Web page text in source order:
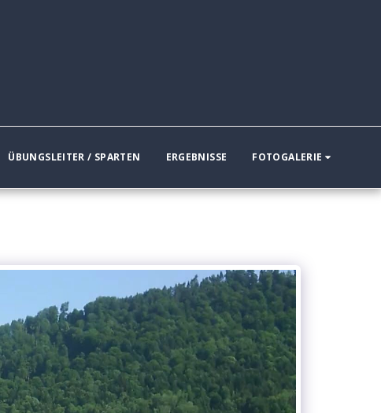
ÜBUNGSLEITER / SPARTEN ERGEBNISSE FOTOGALERIE